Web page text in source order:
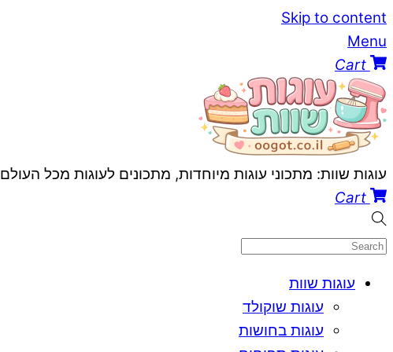
Skip to content
Menu
Cart
עוגות שוות: מתכוני עוגות מיוחדות, מתכונים לעוגות מכל העולם
Cart
עוגות שוות
עוגות שוקולד
עוגות בחושות